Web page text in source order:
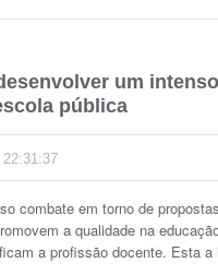
um
pública
combate em torno de
a qualidade na
a profissão docente. Esta a